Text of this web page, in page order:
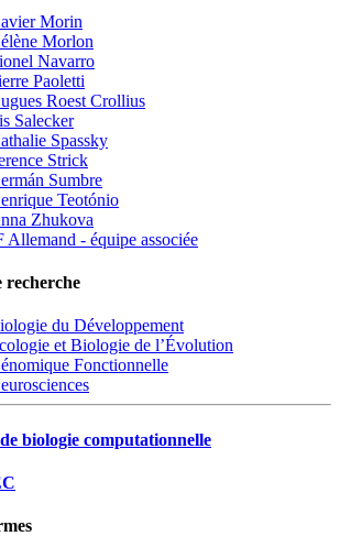
Morin
Morlon
Navarro
Paoletti
Roest Crollius
Salecker
Spassky
Strick
Sumbre
Teotónio
Zhukova
Allemand - équipe associée
recherche
du Développement
et Biologie de l’Évolution
Fonctionnelle
biologie computationnelle